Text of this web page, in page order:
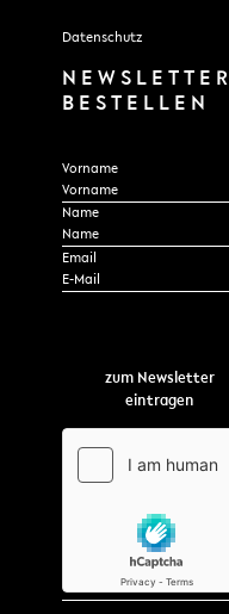
Datenschutz
NEWSLETTER
BESTELLEN
Section
Vorname
Name
Email
zum Newsletter
eintragen